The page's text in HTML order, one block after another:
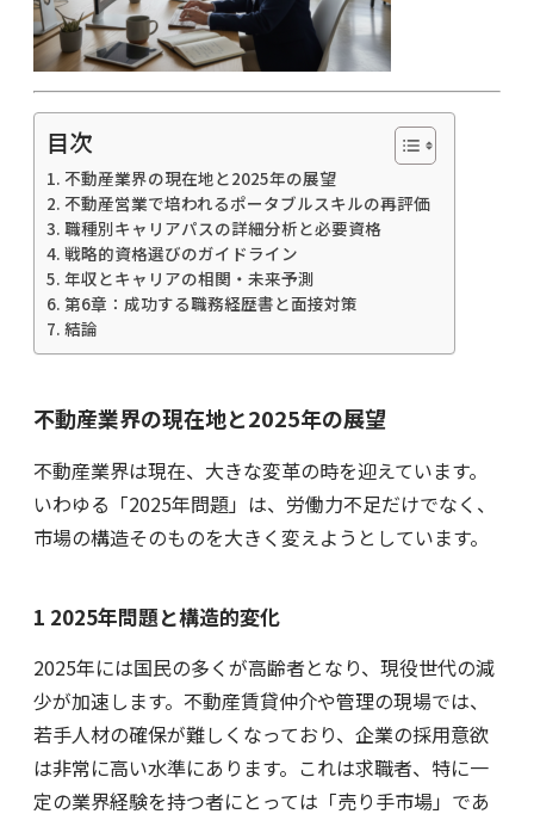
目次
不動産業界の現在地と2025年の展望
不動産営業で培われるポータブルスキルの再評価
職種別キャリアパスの詳細分析と必要資格
戦略的資格選びのガイドライン
年収とキャリアの相関・未来予測
第6章：成功する職務経歴書と面接対策
結論
不動産業界の現在地と2025年の展望
不動産業界は現在、大きな変革の時を迎えています。
いわゆる「2025年問題」は、労働力不足だけでなく、
市場の構造そのものを大きく変えようとしています。
1 2025年問題と構造的変化
2025年には国民の多くが高齢者となり、現役世代の減
少が加速します。不動産賃貸仲介や管理の現場では、
若手人材の確保が難しくなっており、企業の採用意欲
は非常に高い水準にあります。これは求職者、特に一
定の業界経験を持つ者にとっては「売り手市場」であ